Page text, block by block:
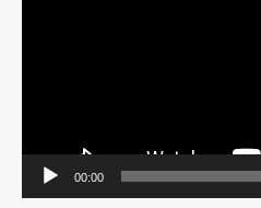
00:00